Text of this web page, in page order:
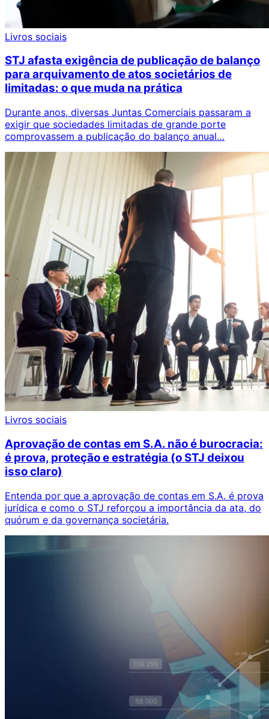
Livros sociais
STJ afasta exigência de publicação de balanço
para arquivamento de atos societários de
limitadas: o que muda na prática
Durante anos, diversas Juntas Comerciais passaram a
exigir que sociedades limitadas de grande porte
comprovassem a publicação do balanço anual…
Livros sociais
Aprovação de contas em S.A. não é burocracia:
é prova, proteção e estratégia (o STJ deixou
isso claro)
Entenda por que a aprovação de contas em S.A. é prova
jurídica e como o STJ reforçou a importância da ata, do
quórum e da governança societária.